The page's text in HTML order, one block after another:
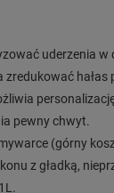
uderzenia
zredukować
pewny chwyt.
(górny
z gładką,